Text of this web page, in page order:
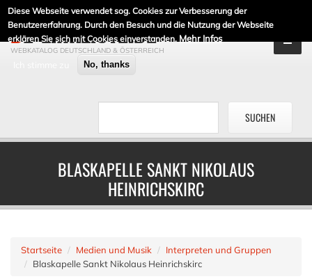
Diese Webseite verwendet sog. Cookies zur Verbesserung der
Benutzererfahrung. Durch den Besuch und die Nutzung der Webseite
erklären Sie sich mit Cookies einverstanden. Mehr Infos
No, thanks
DE-LINKLISTE.DE
WEBKATALOG DEUTSCHLAND & ÖSTERREICH
BLASKAPELLE SANKT NIKOLAUS
HEINRICHSKIRC
Startseite Medien und Musik
Interpreten und Gruppen
Blaskapelle Sankt Nikolaus Heinrichskirc